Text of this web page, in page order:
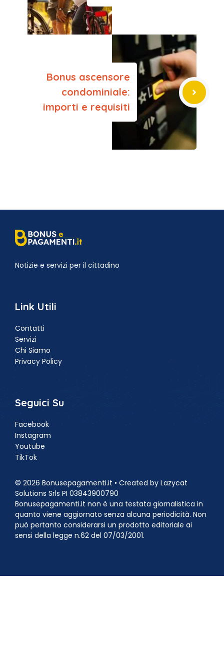
Bonus ascensore
condominiale:
importi e requisiti
Notizie e servizi per il cittadino
Link Utili
Contatti
Servizi
Chi Siamo
Privacy Policy
Seguici Su
Facebook
Instagram
Youtube
TikTok
© 2026 Bonusepagamenti.it • Created by Lazycat
Solutions Srls PI 03843900790
Bonusepagamenti.it non è una testata giornalistica in
quanto viene aggiornato senza alcuna periodicità. Non
può pertanto considerarsi un prodotto editoriale ai
sensi della legge n.62 del 07/03/2001.